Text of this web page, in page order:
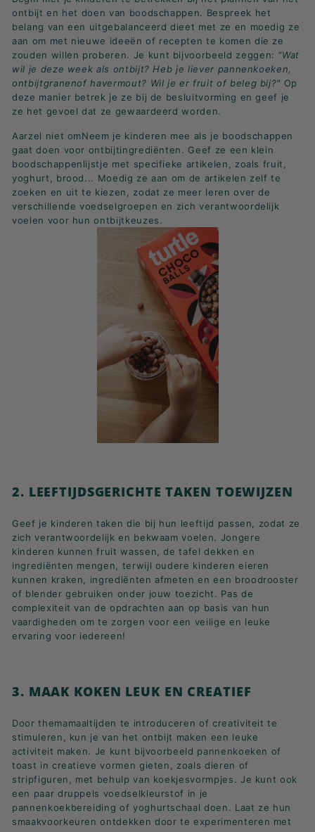
ontbijt en het doen van boodschappen. Bespreek het
belang van een uitgebalanceerd dieet met ze en moedig ze
aan om met nieuwe ideeën of recepten te komen die ze
zouden willen proberen. Je kunt bijvoorbeeld zeggen: "Wat
wil je deze week als ontbijt? Heb je liever pannenkoeken,
ontbijtgranenof havermout? Wil je er fruit of beleg bij?" Op
deze manier betrek je ze bij de besluitvorming en geef je
ze het gevoel dat ze gewaardeerd worden.
Aarzel niet omNeem je kinderen mee als je boodschappen
gaat doen voor ontbijtingrediënten. Geef ze een klein
boodschappenlijstje met specifieke artikelen, zoals fruit,
yoghurt, brood... Moedig ze aan om de artikelen zelf te
zoeken en uit te kiezen, zodat ze meer leren over de
verschillende voedselgroepen en zich verantwoordelijk
voelen voor hun ontbijtkeuzes.
2. LEEFTIJDSGERICHTE TAKEN TOEWIJZEN
Geef je kinderen taken die bij hun leeftijd passen, zodat ze
zich verantwoordelijk en bekwaam voelen. Jongere
kinderen kunnen fruit wassen, de tafel dekken en
ingrediënten mengen, terwijl oudere kinderen eieren
kunnen kraken, ingrediënten afmeten en een broodrooster
of blender gebruiken onder jouw toezicht. Pas de
complexiteit van de opdrachten aan op basis van hun
vaardigheden om te zorgen voor een veilige en leuke
ervaring voor iedereen!
3. MAAK KOKEN LEUK EN CREATIEF
Door themamaaltijden te introduceren of creativiteit te
stimuleren, kun je van het ontbijt maken een leuke
activiteit maken. Je kunt bijvoorbeeld pannenkoeken of
toast in creatieve vormen gieten, zoals dieren of
stripfiguren, met behulp van koekjesvormpjes. Je kunt ook
een paar druppels voedselkleurstof in je
pannenkoekbereiding of yoghurtschaal doen. Laat ze hun
smaakvoorkeuren ontdekken door te experimenteren met